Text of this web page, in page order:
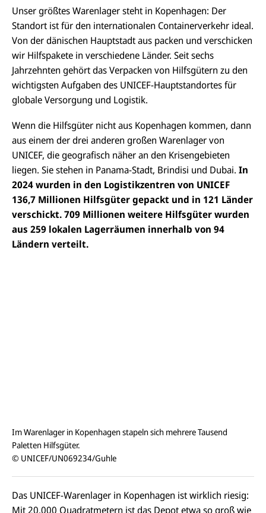
Unser größtes Warenlager steht in Kopenhagen: Der
Standort ist für den internationalen Containerverkehr ideal.
Von der dänischen Hauptstadt aus packen und verschicken
wir Hilfspakete in verschiedene Länder. Seit sechs
Jahrzehnten gehört das Verpacken von Hilfsgütern zu den
wichtigsten Aufgaben des UNICEF-Hauptstandortes für
globale Versorgung und Logistik.
Wenn die Hilfsgüter nicht aus Kopenhagen kommen, dann
aus einem der drei anderen großen Warenlager von
UNICEF, die geografisch näher an den Krisengebieten
liegen. Sie stehen in Panama-Stadt, Brindisi und Dubai. In
2024 wurden in den Logistikzentren von UNICEF
136,7 Millionen Hilfsgüter gepackt und in 121 Länder
verschickt. 709 Millionen weitere Hilfsgüter wurden
aus 259 lokalen Lagerräumen innerhalb von 94
Ländern verteilt.
Im Warenlager in Kopenhagen stapeln sich mehrere Tausend
Paletten Hilfsgüter.
© UNICEF/UN069234/Guhle
Das UNICEF-Warenlager in Kopenhagen ist wirklich riesig:
Mit 20.000 Quadratmetern ist das Depot etwa so groß wie